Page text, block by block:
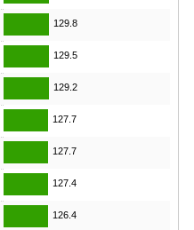
129.8
129.5
129.2
127.7
127.7
127.4
126.4